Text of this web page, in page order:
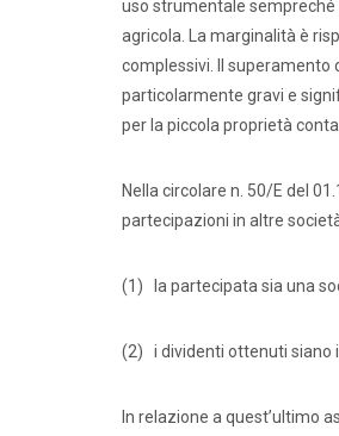
uso strumentale sempreché
agricola. La marginalità è
complessivi. Il superamento
particolarmente gravi e
per la piccola proprietà
Nella circolare n. 50/E del
partecipazioni in altre
(1) la partecipata sia una
(2) i dividenti ottenuti siano
In relazione a quest’ultimo